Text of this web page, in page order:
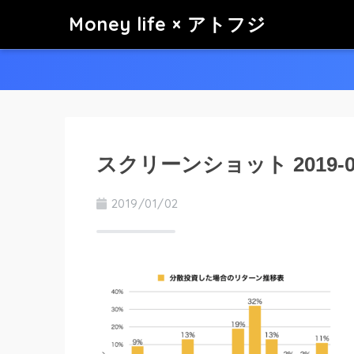
Money life × アトフジ
スクリーンショット 2019-
2019/01/02